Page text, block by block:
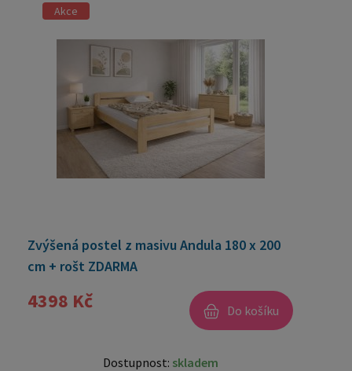
Akce
Zvýšená postel z masivu Andula 180 x 200
cm + rošt ZDARMA
4398 Kč Do košíku
Dostupnost: skladem